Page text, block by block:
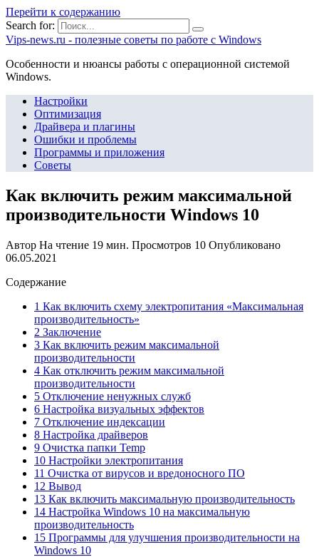
Перейти к содержанию
Search for:
Vips-news.ru - полезные советы по работе с Windows
Особенности и нюансы работы с операционной системой
Windows.
Настройки
Оптимизация
Драйвера и плагины
Ошибки и проблемы
Программы и приложения
Советы
Как включить режим максимальной
производительности Windows 10
Автор На чтение 19 мин. Просмотров 10 Опубликовано
06.05.2021
Содержание
1 Как включить схему электропитания «Максимальная
производительность»
2 Заключение
3 Как включить режим максимальной
производительности
4 Как отключить режим максимальной
производительности
5 Отключение ненужных служб
6 Настройка визуальных эффектов
7 Отключение индексации
8 Настройка драйверов
9 Очистка папки Temp
10 Настройки электропитания
11 Очистка от вирусов и вредоносного ПО
12 Вывод
13 Как включить максимальную производительность
14 Настройка Windows 10 на максимальную
производительность
15 Программы для улучшения производительности на
Windows 10